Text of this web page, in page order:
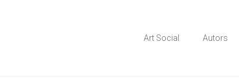
Art Social Autors